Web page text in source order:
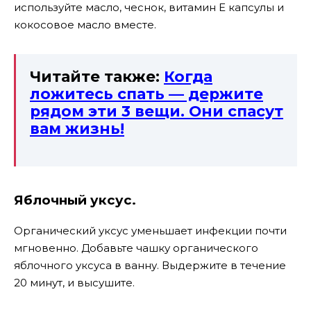
используйте масло, чеснок, витамин Е капсулы и
кокосовое масло вместе.
Читайте также: Когда
ложитесь спать — держите
рядом эти 3 вещи. Они спасут
вам жизнь!
Яблочный уксус.
Органический уксус уменьшает инфекции почти
мгновенно. Добавьте чашку органического
яблочного уксуса в ванну. Выдержите в течение
20 минут, и высушите.